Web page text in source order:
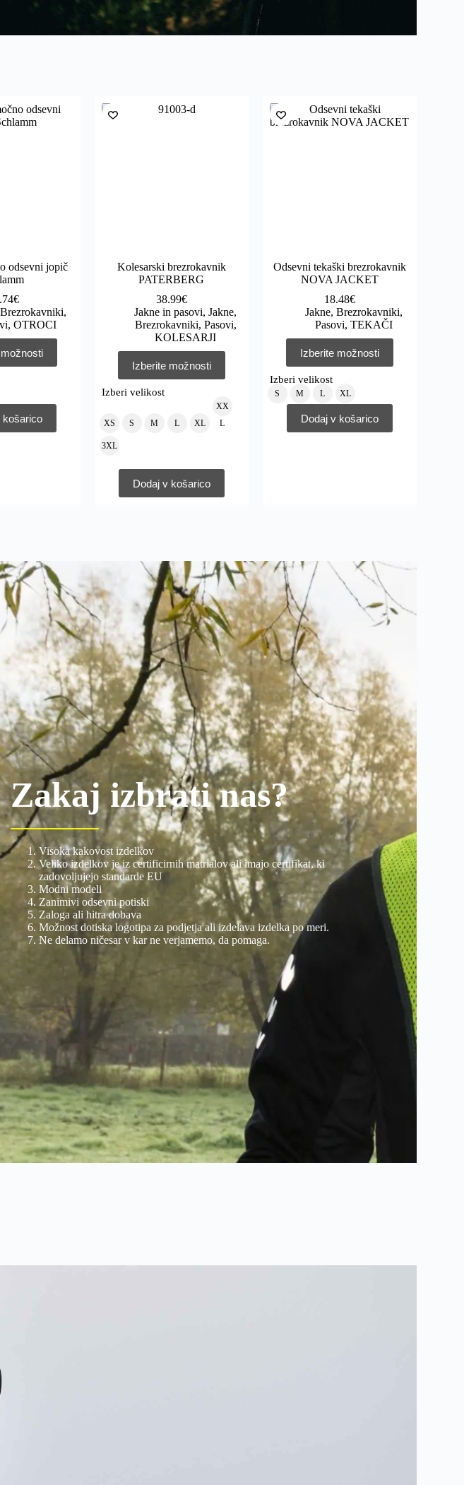
odsevni jopič
€
,OTROCI
košarico
Kolesarski brezrokavnik
PATERBERG
38.99€
Jakne in pasovi,Jakne,
Brezrokavniki, Pasovi,
KOLESARJI
Izberite možnosti
Izberi velikost
XS S M L XL
XX
L
3XL
Dodaj v košarico
Odsevni tekaški brezrokavnik
NOVA JACKET
18.48€
Jakne, Brezrokavniki,
Pasovi, TEKAČI
Izberite možnosti
Izberi velikost
S M L XL
Dodaj v košarico
Zakaj izbrati nas?
Visoka kakovost izdelkov
Veliko izdelkov je iz certificirnih matrialov ali imajo certifikat, ki
zadovoljujejo standarde EU
Modni modeli
Zanimivi odsevni potiski
Zaloga ali hitra dobava
Možnost dotiska logotipa za podjetja ali izdelava izdelka po meri.
Ne delamo ničesar v kar ne verjamemo, da pomaga.